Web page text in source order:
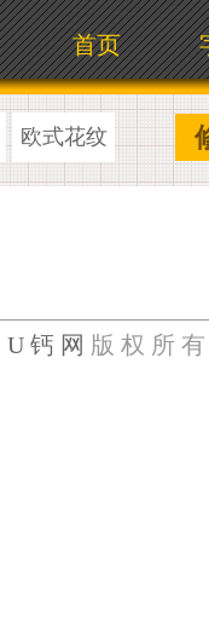
首页
欧式花纹
U钙网 版权所有